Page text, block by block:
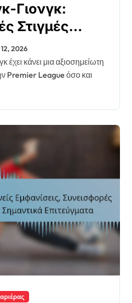
Γιονγκ:
Στιγμές
Διεθνείς
σε
2026
Premier League όσο και